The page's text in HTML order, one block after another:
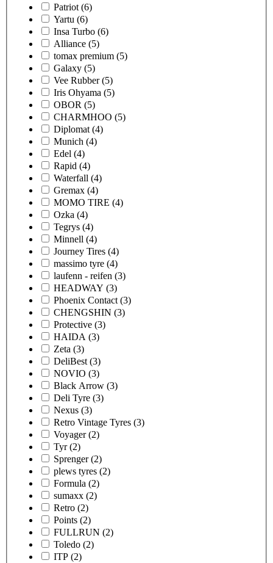
Patriot (6)
Yartu (6)
Insa Turbo (6)
Alliance (5)
tomax premium (5)
Galaxy (5)
Vee Rubber (5)
Iris Ohyama (5)
OBOR (5)
CHARMHOO (5)
Diplomat (4)
Munich (4)
Edel (4)
Rapid (4)
Waterfall (4)
Gremax (4)
MOMO TIRE (4)
Ozka (4)
Tegrys (4)
Minnell (4)
Journey Tires (4)
massimo tyre (4)
laufenn - reifen (3)
HEADWAY (3)
Phoenix Contact (3)
CHENGSHIN (3)
Protective (3)
HAIDA (3)
Zeta (3)
DeliBest (3)
NOVIO (3)
Black Arrow (3)
Deli Tyre (3)
Nexus (3)
Retro Vintage Tyres (3)
Voyager (2)
Tyr (2)
Sprenger (2)
plews tyres (2)
Formula (2)
sumaxx (2)
Retro (2)
Points (2)
FULLRUN (2)
Toledo (2)
ITP (2)